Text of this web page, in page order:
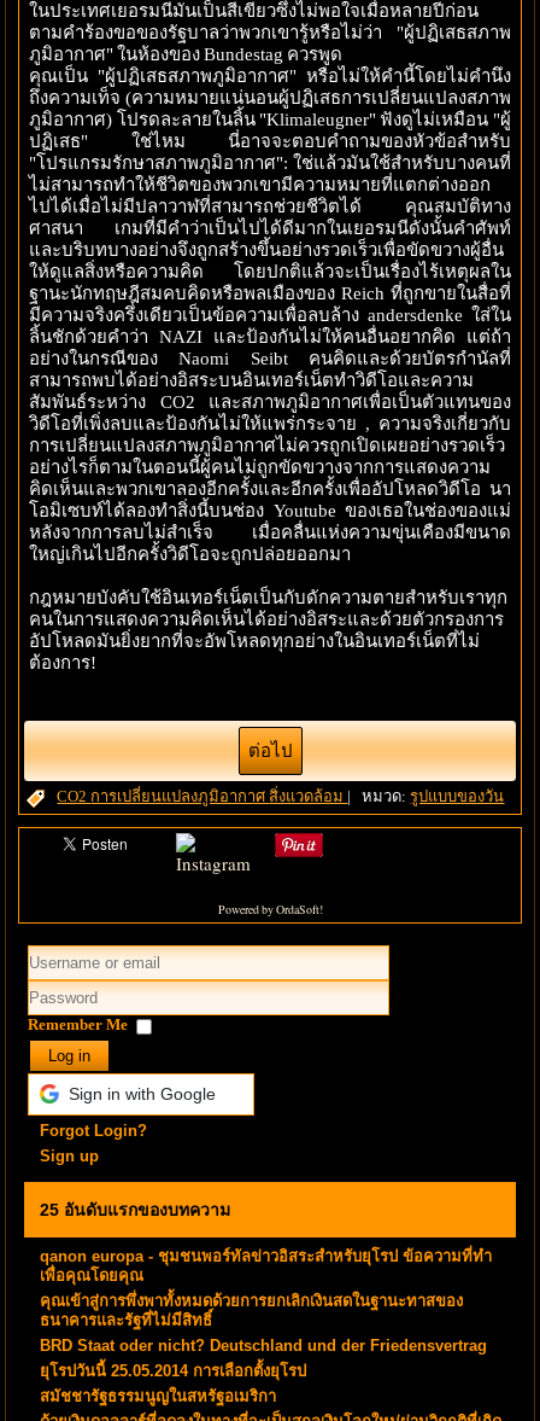
ในประเทศเยอรมนีมันเป็นสีเขียวซึ่งไม่พอใจเมื่อหลายปีก่อน
ตามคำร้องขอของรัฐบาลว่าพวกเขารู้หรือไม่ว่า "ผู้ปฏิเสธสภาพ
ภูมิอากาศ" ในห้องของ Bundestag ควรพูด
คุณเป็น "ผู้ปฏิเสธสภาพภูมิอากาศ" หรือไม่ให้คำนี้โดยไม่คำนึง
ถึงความเท็จ (ความหมายแน่นอนผู้ปฏิเสธการเปลี่ยนแปลงสภาพ
ภูมิอากาศ) โปรดละลายในลิ้น "Klimaleugner" ฟังดูไม่เหมือน "ผู้
ปฏิเสธ" ใช่ไหม นี่อาจจะตอบคำถามของหัวข้อสำหรับ
"โปรแกรมรักษาสภาพภูมิอากาศ": ใช่แล้วมันใช้สำหรับบางคนที่
ไม่สามารถทำให้ชีวิตของพวกเขามีความหมายที่แตกต่างออก
ไปได้เมื่อไม่มีปลาวาฬที่สามารถช่วยชีวิตได้ คุณสมบัติทาง
ศาสนา เกมที่มีคำว่าเป็นไปได้ดีมากในเยอรมนีดังนั้นคำศัพท์
และบริบทบางอย่างจึงถูกสร้างขึ้นอย่างรวดเร็วเพื่อขัดขวางผู้อื่น
ให้ดูแลสิ่งหรือความคิด โดยปกติแล้วจะเป็นเรื่องไร้เหตุผลใน
ฐานะนักทฤษฎีสมคบคิดหรือพลเมืองของ Reich ที่ถูกขายในสื่อที่
มีความจริงครึ่งเดียวเป็นข้อความเพื่อลบล้าง andersdenke ใส่ใน
ลิ้นชักด้วยคำว่า NAZI และป้องกันไม่ให้คนอื่นอยากคิด แต่ถ้า
อย่างในกรณีของ Naomi Seibt คนคิดและด้วยบัตรกำนัลที่
สามารถพบได้อย่างอิสระบนอินเทอร์เน็ตทำวิดีโอและความ
สัมพันธ์ระหว่าง CO2 และสภาพภูมิอากาศเพื่อเป็นตัวแทนของ
วิดีโอที่เพิ่งลบและป้องกันไม่ให้แพร่กระจาย , ความจริงเกี่ยวกับ
การเปลี่ยนแปลงสภาพภูมิอากาศไม่ควรถูกเปิดเผยอย่างรวดเร็ว
อย่างไรก็ตามในตอนนี้ผู้คนไม่ถูกขัดขวางจากการแสดงความ
คิดเห็นและพวกเขาลองอีกครั้งและอีกครั้งเพื่ออัปโหลดวิดีโอ นา
โอมิเซบท์ได้ลองทำสิ่งนี้บนช่อง Youtube ของเธอในช่องของแม่
หลังจากการลบไม่สำเร็จ เมื่อคลื่นแห่งความขุ่นเคืองมีขนาด
ใหญ่เกินไปอีกครั้งวิดีโอจะถูกปล่อยออกมา
กฎหมายบังคับใช้อินเทอร์เน็ตเป็นกับดักความตายสำหรับเราทุก
คนในการแสดงความคิดเห็นได้อย่างอิสระและด้วยตัวกรองการ
อัปโหลดมันยิ่งยากที่จะอัพโหลดทุกอย่างในอินเทอร์เน็ตที่ไม่
ต้องการ!
ต่อไป
CO2 การเปลี่ยนแปลงภูมิอากาศสิ่งแวดล้อม | หมวด:รูปแบบของวัน
Powered by OrdaSoft!
Remember Me
Log in
Sign in with Google
Forgot Login?
Sign up
25 อันดับแรกของบทความ
qanon europa - ชุมชนพอร์ทัลข่าวอิสระสำหรับยุโรป ข้อความที่ทำ
เพื่อคุณโดยคุณ
คุณเข้าสู่การพึ่งพาทั้งหมดด้วยการยกเลิกเงินสดในฐานะทาสของ
ธนาคารและรัฐที่ไม่มีสิทธิ์
BRD Staat oder nicht? Deutschland und der Friedensvertrag
ยุโรปวันนี้ 25.05.2014 การเลือกตั้งยุโรป
สมัชชารัฐธรรมนูญในสหรัฐอเมริกา